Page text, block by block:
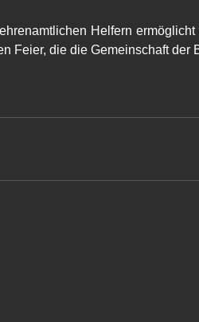
Helfern
Feier, die die Gemeinschaft der